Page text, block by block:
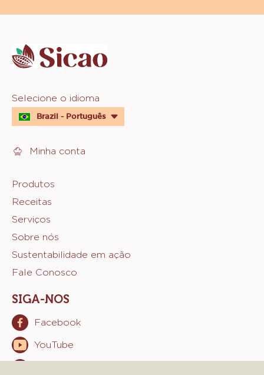
info
Website
quick
links
Selecione o idioma
Brazil - Português
Minha conta
Footer
Sicao
Produtos
Receitas
Serviços
Sobre nós
Sustentabilidade em ação
Fale Conosco
SIGA-NOS
Facebook
new
YouTube